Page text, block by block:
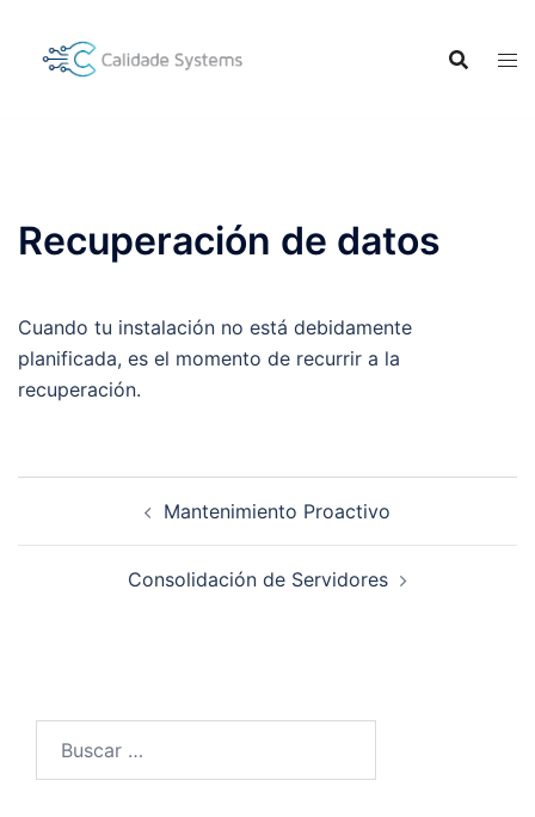
contenido
Recuperación de datos
Cuando tu instalación no está debidamente
planificada, es el momento de recurrir a la
recuperación.
Mantenimiento Proactivo
Consolidación de Servidores